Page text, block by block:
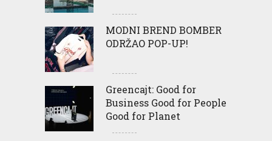
MODNI BREND BOMBER
ODRŽAO POP-UP!
Greencajt: Good for
Business Good for People
Good for Planet